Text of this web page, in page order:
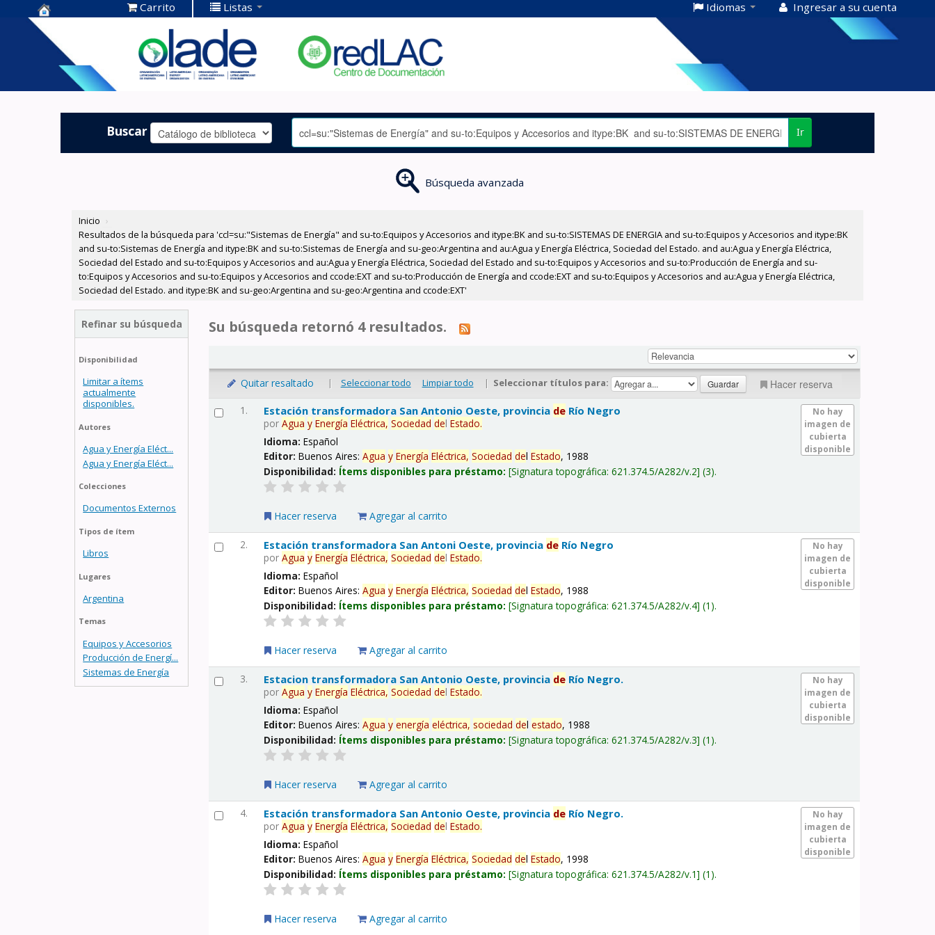
Centro de
Documentación
OLADE -
Carrito Listas Idiomas Ingresar a su cuenta
Buscar Ir
Búsqueda avanzada
Inicio ›
Resultados de la búsqueda para 'ccl=su:"Sistemas de Energía" and su-to:Equipos y Accesorios and itype:BK and su-to:SISTEMAS DE ENERGIA and su-to:Equipos y Accesorios and itype:BK
and su-to:Sistemas de Energía and itype:BK and su-to:Sistemas de Energía and su-geo:Argentina and au:Agua y Energía Eléctrica, Sociedad del Estado. and au:Agua y Energía Eléctrica,
Sociedad del Estado and su-to:Equipos y Accesorios and au:Agua y Energía Eléctrica, Sociedad del Estado and su-to:Equipos y Accesorios and su-to:Producción de Energía and su-
to:Equipos y Accesorios and su-to:Equipos y Accesorios and ccode:EXT and su-to:Producción de Energía and ccode:EXT and su-to:Equipos y Accesorios and au:Agua y Energía Eléctrica,
Sociedad del Estado. and itype:BK and su-geo:Argentina and su-geo:Argentina and ccode:EXT'
Refinar su búsqueda
Disponibilidad
Limitar a ítems
actualmente
disponibles.
Autores
Agua y Energía Eléct...
Agua y Energía Eléct...
Colecciones
Documentos Externos
Tipos de ítem
Libros
Lugares
Argentina
Temas
Equipos y Accesorios
Producción de Energí...
Sistemas de Energía
Su búsqueda retornó 4 resultados.
Quitar resaltado | Seleccionar todo Limpiar todo | Seleccionar títulos para: Hacer reserva
1.
No hay
imagen de
cubierta
disponible
Estación transformadora San Antonio Oeste, provincia de Río Negro
porAgua y Energía Eléctrica, Sociedad delEstado.
Idioma:Español
Editor:Buenos Aires:Agua y Energía Eléctrica, Sociedad delEstado, 1988
Disponibilidad: Ítems disponibles para préstamo: Signatura topográfica:621.374.5/A282/v.2 (3).
Hacer reserva Agregar al carrito
2.
No hay
imagen de
cubierta
disponible
Estación transformadora San Antoni Oeste, provincia de Río Negro
porAgua y Energía Eléctrica, Sociedad delEstado.
Idioma:Español
Editor:Buenos Aires:Agua y Energía Eléctrica, Sociedad delEstado, 1988
Disponibilidad: Ítems disponibles para préstamo: Signatura topográfica:621.374.5/A282/v.4 (1).
Hacer reserva Agregar al carrito
3.
No hay
imagen de
cubierta
disponible
Estacion transformadora San Antonio Oeste, provincia de Río Negro.
porAgua y Energía Eléctrica, Sociedad delEstado.
Idioma:Español
Editor:Buenos Aires:Agua y energía eléctrica, sociedad delestado, 1988
Disponibilidad: Ítems disponibles para préstamo: Signatura topográfica:621.374.5/A282/v.3 (1).
Hacer reserva Agregar al carrito
4.
No hay
imagen de
cubierta
disponible
Estación transformadora San Antonio Oeste, provincia de Río Negro.
porAgua y Energía Eléctrica, Sociedad delEstado.
Idioma:Español
Editor:Buenos Aires:Agua y Energía Eléctrica, Sociedad delEstado, 1998
Disponibilidad: Ítems disponibles para préstamo: Signatura topográfica:621.374.5/A282/v.1 (1).
Hacer reserva Agregar al carrito